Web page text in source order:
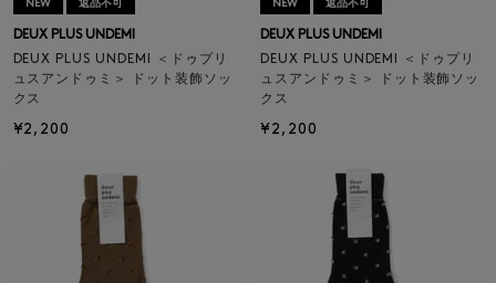
NEW 返品不可
DEUX PLUS UNDEMI
DEUX PLUS UNDEMI ＜ドゥプリ
ュスアンドゥミ＞ ドット装飾ソッ
クス
¥2,200
NEW 返品不可
DEUX PLUS UNDEMI
DEUX PLUS UNDEMI ＜ドゥプリ
ュスアンドゥミ＞ ドット装飾ソッ
クス
¥2,200